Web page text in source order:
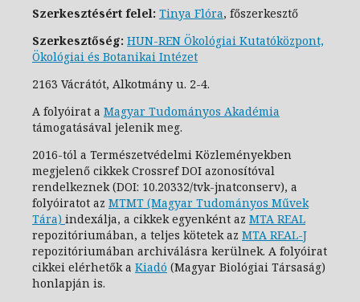
Szerkesztésért felel: Tinya Flóra, főszerkesztő
Szerkesztőség: HUN-REN Ökológiai Kutatóközpont,
Ökológiai és Botanikai Intézet
2163 Vácrátót, Alkotmány u. 2-4.
A folyóirat a Magyar Tudományos Akadémia
támogatásával jelenik meg.
2016-tól a Természetvédelmi Közleményekben
megjelenő cikkek Crossref DOI azonosítóval
rendelkeznek (DOI: 10.20332/tvk-jnatconserv), a
folyóiratot az MTMT (Magyar Tudományos Művek
Tára) indexálja, a cikkek egyenként az MTA REAL
repozitóriumában, a teljes kötetek az MTA REAL-J
repozitóriumában archiválásra kerülnek. A folyóirat
cikkei elérhetők a Kiadó (Magyar Biológiai Társaság)
honlapján is.